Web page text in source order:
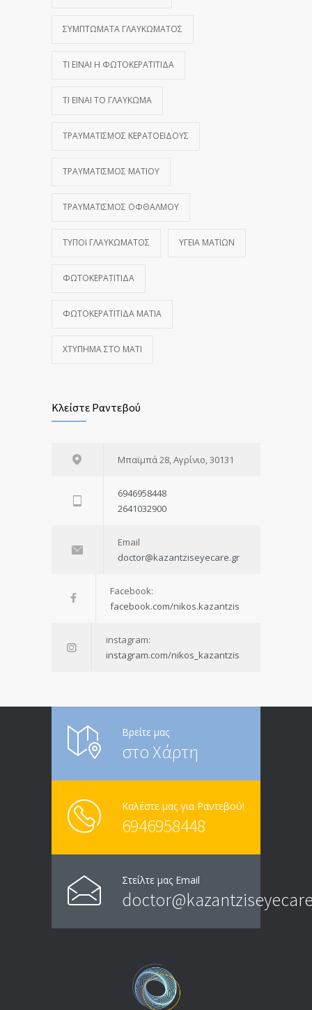
ΣΥΜΠΤΏΜΑΤΑ ΓΛΑΥΚΏΜΑΤΟΣ
ΤΙ ΕΊΝΑΙ Η ΦΩΤΟΚΕΡΑΤΊΤΙΔΑ
ΤΙ ΕΊΝΑΙ ΤΟ ΓΛΑΎΚΩΜΑ
ΤΡΑΥΜΑΤΙΣΜΌΣ ΚΕΡΑΤΟΕΙΔΟΎΣ
ΤΡΑΥΜΑΤΙΣΜΌΣ ΜΑΤΙΟΎ
ΤΡΑΥΜΑΤΙΣΜΌΣ ΟΦΘΑΛΜΟΎ
ΤΎΠΟΙ ΓΛΑΥΚΏΜΑΤΟΣ ΥΓΕΊΑ ΜΑΤΙΏΝ
ΦΩΤΟΚΕΡΑΤΊΤΙΔΑ
ΦΩΤΟΚΕΡΑΤΊΤΙΔΑ ΜΆΤΙΑ
ΧΤΎΠΗΜΑ ΣΤΟ ΜΆΤΙ
Κλείστε Ραντεβού
Μπαϊμπά 28, Αγρίνιο, 30131
6946958448
2641032900
Email
doctor@kazantziseyecare.gr
Facebook:
facebook.com/nikos.kazantzis
instagram:
instagram.com/nikos_kazantzis
Βρείτε μας
στο Χάρτη
Καλέστε μας για Ραντεβού!
6946958448
Στείλτε μας Email